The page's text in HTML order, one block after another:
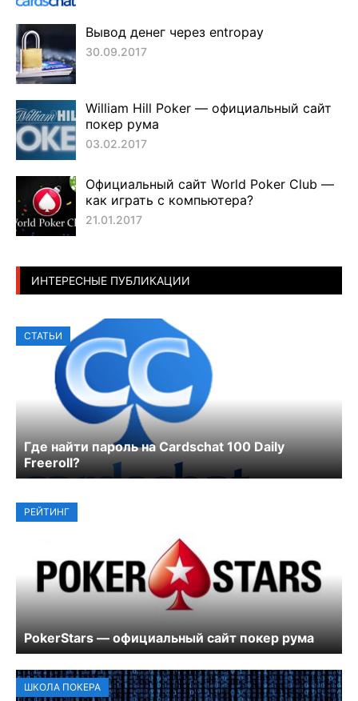
Вывод денег через entropay
30.09.2017
William Hill Poker — официальный сайт
покер рума
03.02.2017
Официальный сайт World Poker Club —
как играть с компьютера?
21.01.2017
ИНТЕРЕСНЫЕ ПУБЛИКАЦИИ
СТАТЬИ
Где найти пароль на Cardschat 100 Daily
Freeroll?
РЕЙТИНГ
PokerStars — официальный сайт покер рума
ШКОЛА ПОКЕРА